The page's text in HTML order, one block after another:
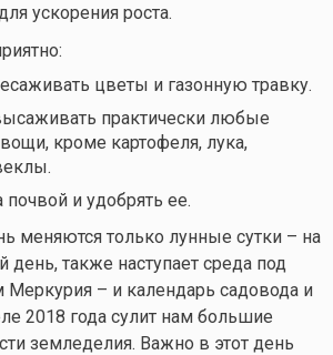
ускорения роста.
цветы и газонную травку.
практически любые
кроме картофеля, лука,
почвой и удобрять ее.
меняются только лунные сутки – на
день, также наступает среда под
Меркурия – и календарь садовода и
2018 года сулит нам большие
земледелия. Важно в этот день